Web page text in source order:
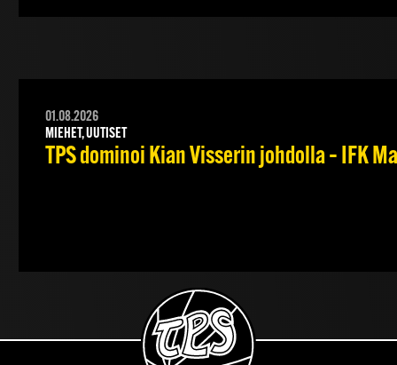
01.08.2026
MIEHET, UUTISET
TPS dominoi Kian Visserin johdolla – IFK